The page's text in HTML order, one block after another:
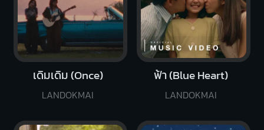
เดิมเดิม (Once)
LANDOKMAI
ฟ้า (Blue Heart)
LANDOKMAI